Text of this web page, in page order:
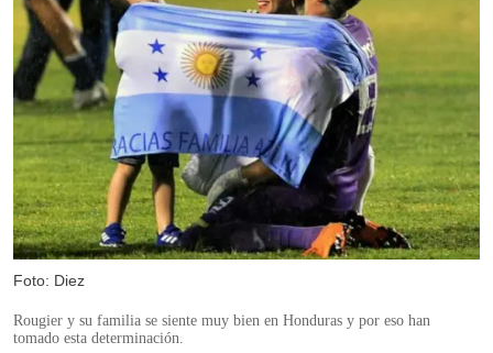
Foto: Diez
Rougier y su familia se siente muy bien en Honduras y por eso han
tomado esta determinación.